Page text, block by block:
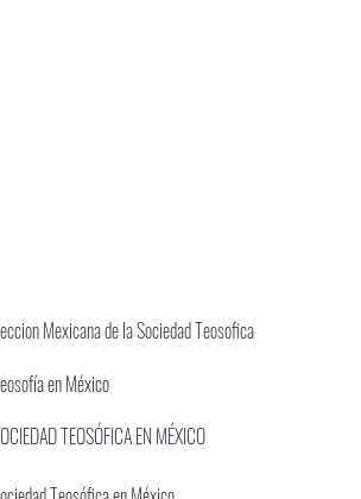
Mexicana de la Sociedad Teosofica
en México
TEOSÓFICA EN MÉXICO